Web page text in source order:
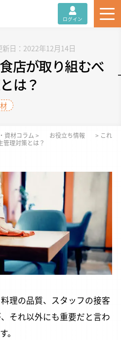
ログイン
日：2022年12月14日
店が取り組むべ
は？
資材コラム > お役立ち情報 > これ
管理対策とは？
理の品質、スタッフの接客
それ以外にも重要だと言わ
。